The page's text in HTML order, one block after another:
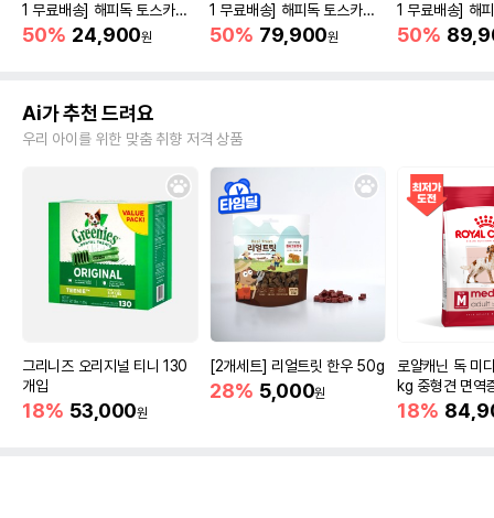
1 무료배송] 해피독 토스카나
미니 오리&연어 800g
50% 24,900원
1 무료배송] 해피독 토스카나
미니 오리&연어 4kg
50% 79,900원
1 무료배송] 해
미니 토끼&연
50%
Ai가 추천 드려요
우리 아이를 위한 맞춤 취향 저격 상품
그리니즈 오리지널 티니 130
개입
18% 53,000원
[2개세트] 리얼트릿 한우 50g
28% 5,000원
로얄캐닌 독 미
kg 중형견 면역
18%